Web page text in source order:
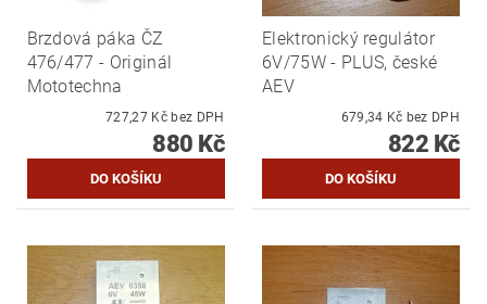
Brzdová páka ČZ
476/477 - Originál
Mototechna
727,27 Kč bez DPH
880 Kč
Elektronický regulátor
6V/75W - PLUS, české
AEV
679,34 Kč bez DPH
822 Kč